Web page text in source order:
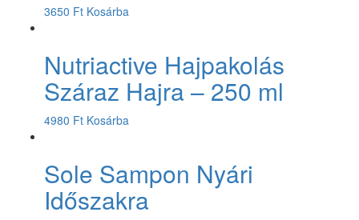
3650 Ft Kosárba
Nutriactive Hajpakolás
Száraz Hajra – 250 ml
4980 Ft Kosárba
Sole Sampon Nyári
Időszakra